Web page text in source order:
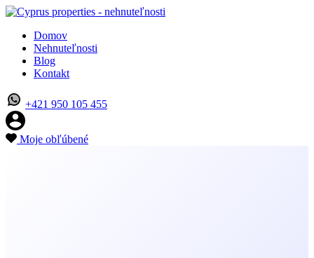
Domov
Nehnuteľnosti
Blog
Kontakt
+421 950 105 455
Moje obľúbené